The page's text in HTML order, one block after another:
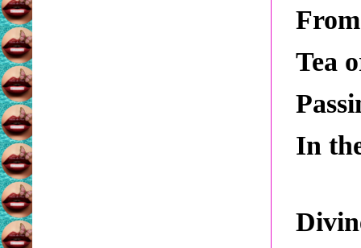
Tea
In